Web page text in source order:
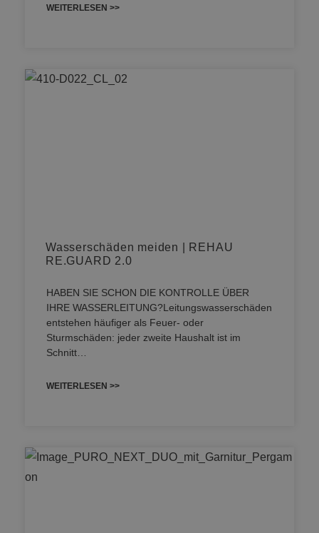
WEITERLESEN >>
Wasserschäden meiden | REHAU
RE.GUARD 2.0
HABEN SIE SCHON DIE KONTROLLE ÜBER
IHRE WASSERLEITUNG?Leitungswasserschäden
entstehen häufiger als Feuer- oder
Sturmschäden: jeder zweite Haushalt ist im
Schnitt…
WEITERLESEN >>